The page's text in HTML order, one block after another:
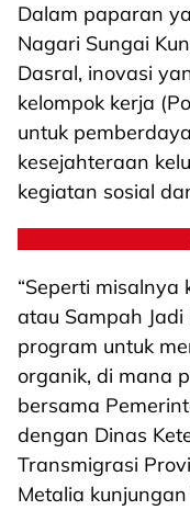
Dalam paparan
Nagari Sungai
Dasral, inovasi
kelompok kerja
untuk
kesejahteraan
kegiatan sosial
“Seperti
atau Sampah
program untuk
organik, di mana
bersama
dengan Dinas
Transmigrasi
Metalia